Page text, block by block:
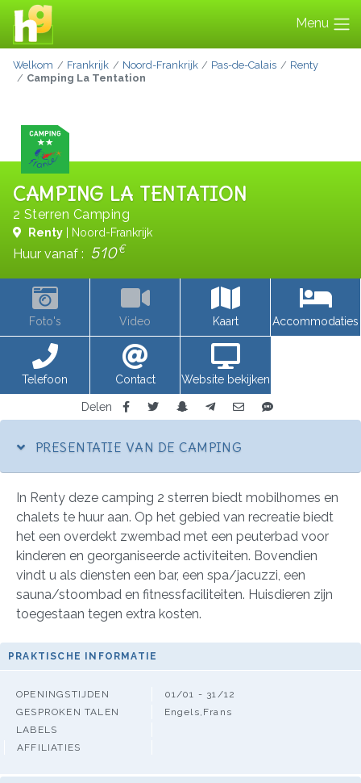
Menu
Welkom Frankrijk Noord-Frankrijk Pas-de-Calais
Renty
Camping La Tentation
CAMPING LA TENTATION
2 Sterren Camping
Renty | Noord-Frankrijk
Huur vanaf : 510€
Foto's Video Kaart Accommodaties
Telefoon Contact Website bekijken
Delen
PRESENTATIE VAN DE CAMPING
In Renty deze camping 2 sterren biedt mobilhomes en
chalets te huur aan. Op het gebied van recreatie biedt
het een overdekt zwembad met een peuterbad voor
kinderen en georganiseerde activiteiten. Bovendien
vindt u als diensten een bar, een spa/jacuzzi, een
sauna/stoombad en fitnessfaciliteiten. Huisdieren zijn
toegestaan tegen extra kosten.
PRAKTISCHE INFORMATIE
OPENINGSTIJDEN
01/01 - 31/12
GESPROKEN TALEN
Engels,Frans
LABELS
AFFILIATIES